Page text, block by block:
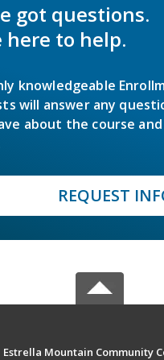
got questions.
here to help.
knowledgeable
will answer any
about the course
REQUEST
Estrella Mountain Community